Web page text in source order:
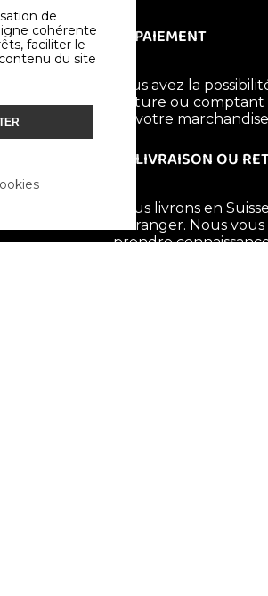
PAIEMENT
Vous avez la
facture ou
de votre
LIVRAISON OU
Nous livrons en
l'étranger. Nous
prendre
de
cohérente
faciliter le
du site